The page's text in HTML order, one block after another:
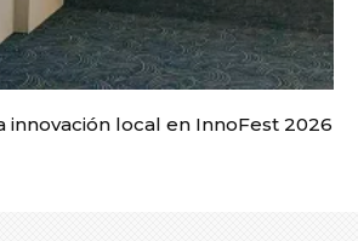
innovación local en InnoFest 2026